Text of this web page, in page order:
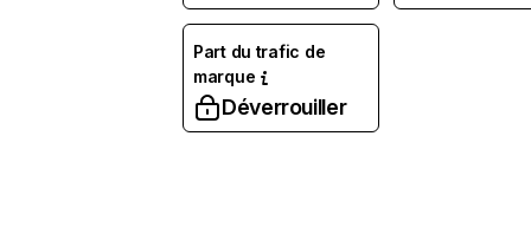
Part du trafic de
marque
Déverrouiller